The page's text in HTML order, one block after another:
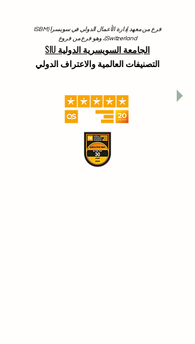
فرع من معهد إدارة الأعمال الدولي في سويسرا (ISBM
Switzerland)، وهو فرع من فروع
الجامعة السويسرية الدولية SIU
التصنيفات العالمية والاعتراف الدولي